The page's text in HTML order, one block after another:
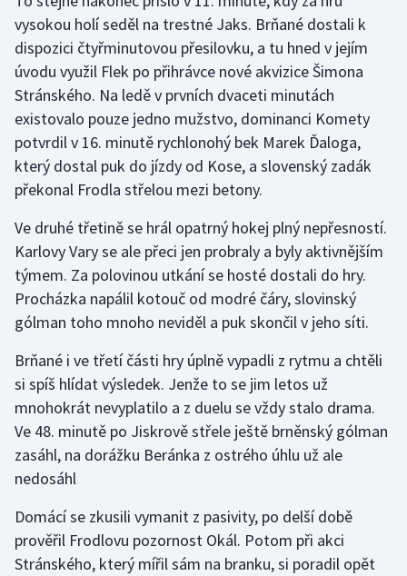
vysokou holí seděl na trestné Jaks. Brňané dostali k
dispozici čtyřminutovou přesilovku, a tu hned v jejím
úvodu využil Flek po přihrávce nové akvizice Šimona
Stránského. Na ledě v prvních dvaceti minutách
existovalo pouze jedno mužstvo, dominanci Komety
potvrdil v 16. minutě rychlonohý bek Marek Ďaloga,
který dostal puk do jízdy od Kose, a slovenský zadák
překonal Frodla střelou mezi betony.
Ve druhé třetině se hrál opatrný hokej plný nepřesností.
Karlovy Vary se ale přeci jen probraly a byly aktivnějším
týmem. Za polovinou utkání se hosté dostali do hry.
Procházka napálil kotouč od modré čáry, slovinský
gólman toho mnoho neviděl a puk skončil v jeho síti.
Brňané i ve třetí části hry úplně vypadli z rytmu a chtěli
si spíš hlídat výsledek. Jenže to se jim letos už
mnohokrát nevyplatilo a z duelu se vždy stalo drama.
Ve 48. minutě po Jiskrově střele ještě brněnský gólman
zasáhl, na dorážku Beránka z ostrého úhlu už ale
nedosáhl
Domácí se zkusili vymanit z pasivity, po delší době
prověřil Frodlovu pozornost Okál. Potom při akci
Stránského, který mířil sám na branku, si poradil opět